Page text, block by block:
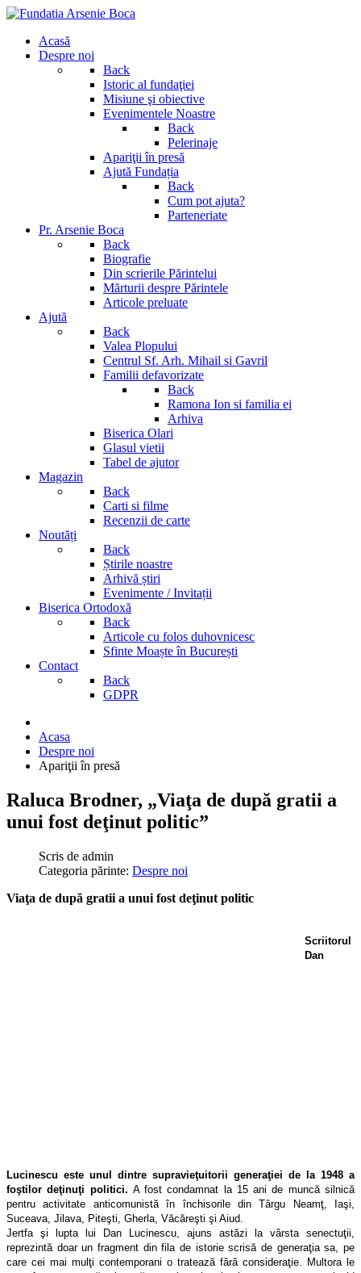
Acasă
Despre noi
Back
Istoric al fundaţiei
Misiune şi obiective
Evenimentele Noastre
Back
Pelerinaje
Apariţii în presă
Ajută Fundația
Back
Cum pot ajuta?
Parteneriate
Pr. Arsenie Boca
Back
Biografie
Din scrierile Părintelui
Mărturii despre Părintele
Articole preluate
Ajută
Back
Valea Plopului
Centrul Sf. Arh. Mihail si Gavril
Familii defavorizate
Back
Ramona Ion si familia ei
Arhiva
Biserica Olari
Glasul vietii
Tabel de ajutor
Magazin
Back
Carti si filme
Recenzii de carte
Noutăți
Back
Știrile noastre
Arhivă știri
Evenimente / Invitații
Biserica Ortodoxă
Back
Articole cu folos duhovnicesc
Sfinte Moaște în București
Contact
Back
GDPR
Acasa
Despre noi
Apariţii în presă
Raluca Brodner, „Viaţa de după gratii a
unui fost deţinut politic”
Scris de admin
Categoria părinte: Despre noi
Viaţa de după gratii a unui fost deţinut politic
Scriitorul
Dan
Lucinescu este unul dintre supravieţuitorii generaţiei de la 1948 a
foştilor deţinuţi politici. A fost condamnat la 15 ani de muncă silnică
pentru activitate anticomunistă în închisorile din Târgu Neamţ, Iaşi,
Suceava, Jilava, Piteşti, Gherla, Văcăreşti şi Aiud.
Jertfa şi lupta lui Dan Lucinescu, ajuns astăzi la vârsta senectuţii,
reprezintă doar un fragment din fila de istorie scrisă de generaţia sa, pe
care cei mai mulţi contemporani o tratează fără consideraţie. Multora le